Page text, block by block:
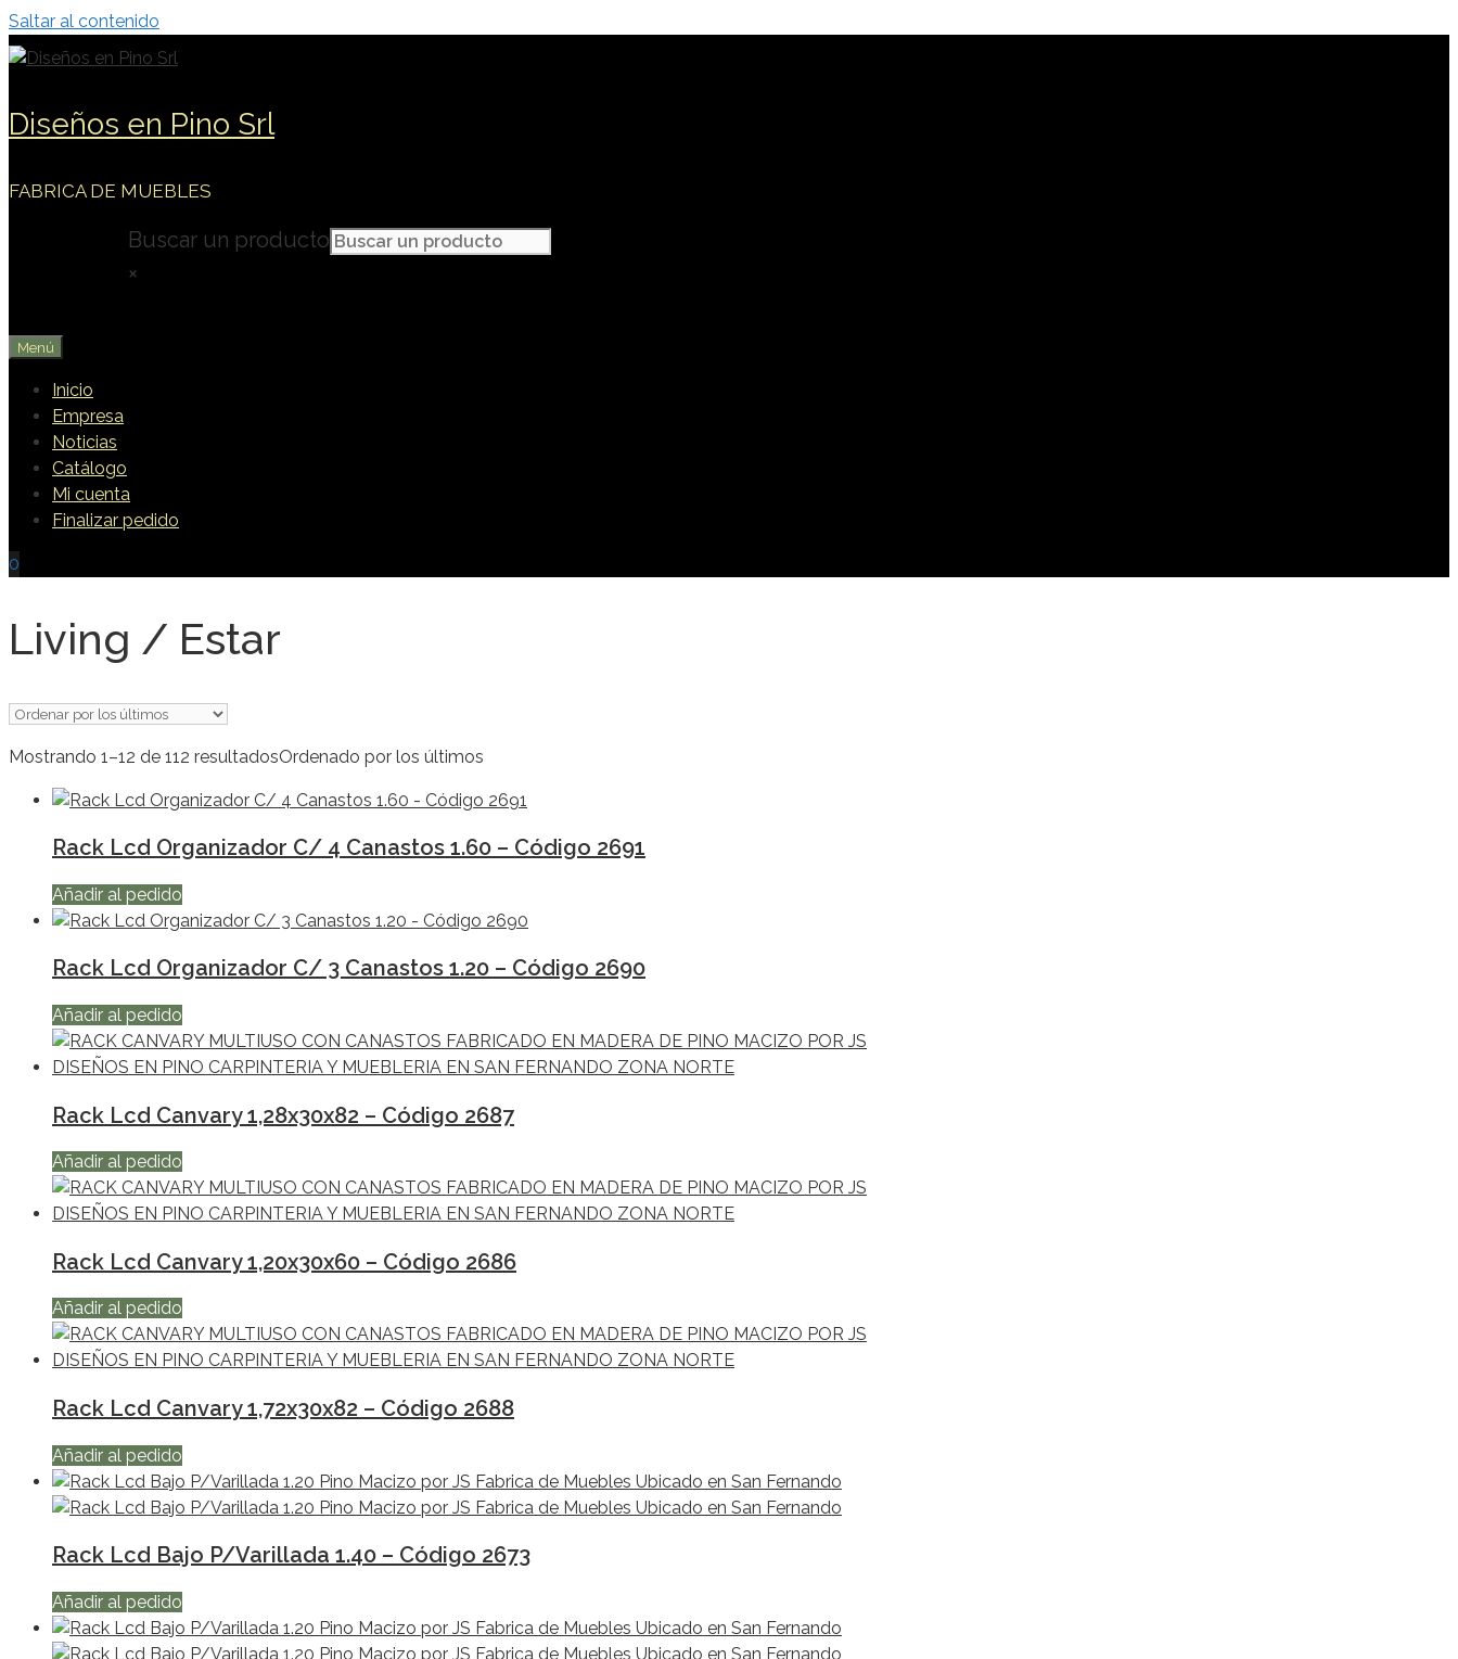
Saltar al contenido
Diseños en Pino Srl
FABRICA DE MUEBLES
Buscar un producto
×
Menú
Inicio
Empresa
Noticias
Catálogo
Mi cuenta
Finalizar pedido
0
Living / Estar
Mostrando 1–12 de 112 resultadosOrdenado por los últimos
Rack Lcd Organizador C/ 4 Canastos 1.60 – Código 2691
Añadir al pedido
Rack Lcd Organizador C/ 3 Canastos 1.20 – Código 2690
Añadir al pedido
Rack Lcd Canvary 1,28x30x82 – Código 2687
Añadir al pedido
Rack Lcd Canvary 1,20x30x60 – Código 2686
Añadir al pedido
Rack Lcd Canvary 1,72x30x82 – Código 2688
Añadir al pedido
Rack Lcd Bajo P/Varillada 1.40 – Código 2673
Añadir al pedido